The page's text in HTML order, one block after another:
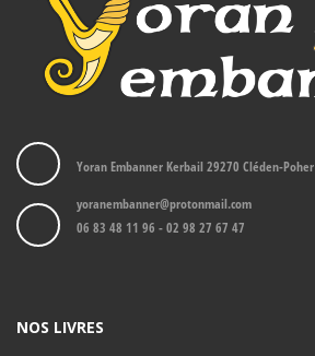
Yoran Embanner Kerbail 29270 Cléden-Poher
yoranembanner@protonmail.com
06 83 48 11 96 - 02 98 27 67 47
NOS LIVRES